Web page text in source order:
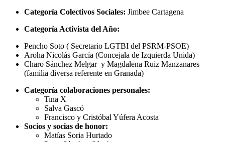
Categoría Colectivos Sociales: Jimbee Cartagena
Categoría Activista del Año:
Pencho Soto ( Secretario LGTBI del PSRM-PSOE)
Aroha Nicolás García (Concejala de Izquierda Unida)
Charo Sánchez Melgar y Magdalena Ruiz Manzanares
(familia diversa referente en Granada)
Categoría colaboraciones personales:
Tina X
Salva Gascó
Francisco y Cristóbal Yúfera Acosta
Socios y socias de honor:
Matías Soria Hurtado